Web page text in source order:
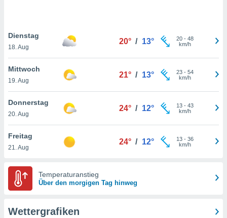
können
von
und
klicken.
und
Dienstag
18. Aug
20° / 13° 20- 48
km/h
Mittwoch
19. Aug
21° / 13° 23- 54
km/h
Donnerstag
20. Aug
24° / 12° 13- 43
km/h
Freitag
21. Aug
24° / 12° 13- 36
km/h
Temperaturanstieg
Über den morgigen Tag hinweg
Wettergrafiken